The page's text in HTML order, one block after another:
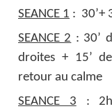
SEANCE 1 : 30’+
SEANCE 2 : 30’
droites + 15’
retour au calme
SEANCE 3 : 2h